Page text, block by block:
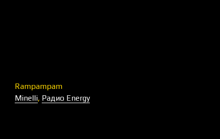
Rampampam
Minelli, Радио Energy